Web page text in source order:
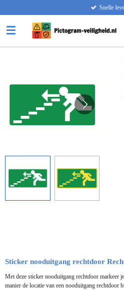
naar
de
hoofdinhoud
Snelle
Sticker nooduitgang rechtdoor
Met deze sticker nooduitgang rechtdoor markeer
manier de locatie van een nooduitgang rechtdoor